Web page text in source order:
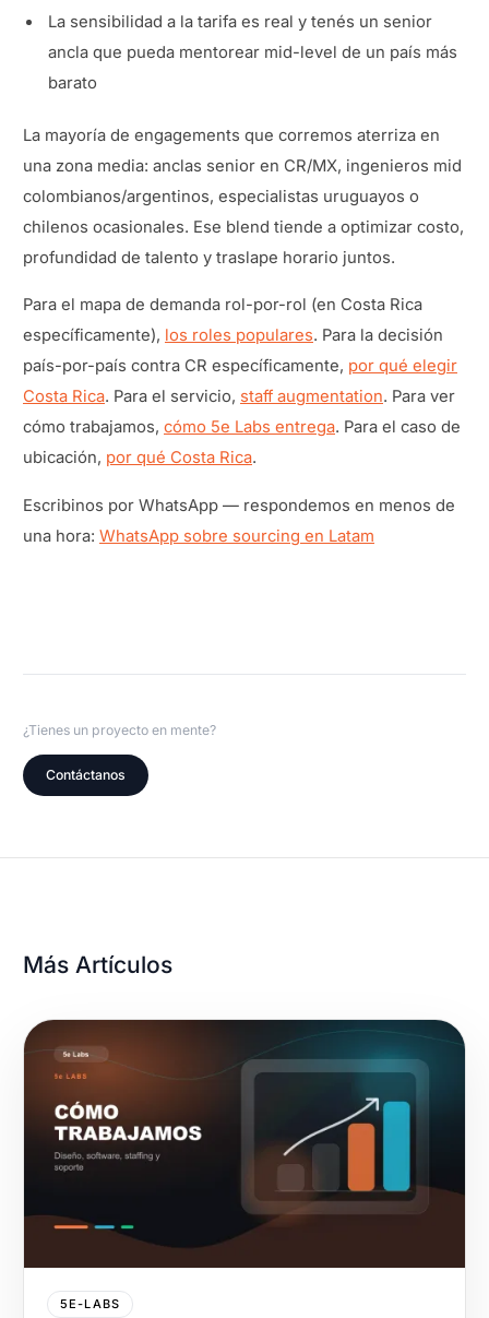
La sensibilidad a la tarifa es real y tenés un senior
ancla que pueda mentorear mid-level de un país más
barato
La mayoría de engagements que corremos aterriza en
una zona media: anclas senior en CR/MX, ingenieros mid
colombianos/argentinos, especialistas uruguayos o
chilenos ocasionales. Ese blend tiende a optimizar costo,
profundidad de talento y traslape horario juntos.
Para el mapa de demanda rol-por-rol (en Costa Rica
específicamente), los roles populares. Para la decisión
país-por-país contra CR específicamente, por qué elegir
Costa Rica. Para el servicio, staff augmentation. Para ver
cómo trabajamos, cómo 5e Labs entrega. Para el caso de
ubicación, por qué Costa Rica.
Escribinos por WhatsApp — respondemos en menos de
una hora: WhatsApp sobre sourcing en Latam
¿Tienes un proyecto en mente?
Contáctanos
Más Artículos
5E-LABS